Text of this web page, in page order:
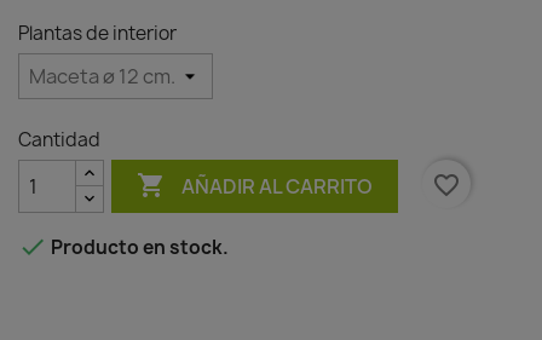
Plantas de interior
Cantidad
 AÑADIR AL CARRITO favorite_border
 Producto en stock.